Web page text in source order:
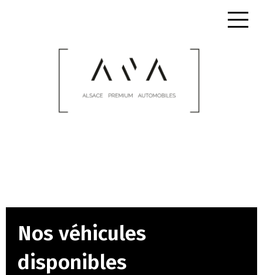
Nos véhicules
disponibles